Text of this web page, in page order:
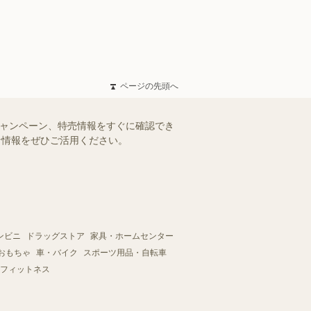
ページの先頭へ
ンペーン、特売情報をすぐに確認でき
報をぜひご活用ください。
ビニ ドラッグストア
家具・ホームセンター
もちゃ
車・バイク
スポーツ用品・自転車
ィットネス